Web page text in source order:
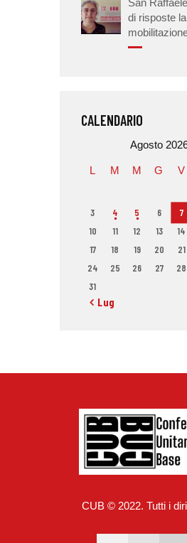
di risposte la
CALENDARIO
Agosto
L M M G V
3
4 5 6 7
10
11 12 13 14
17
18 19 20 21
24
25 26 27 28
31
« Lug
CUB © 2022. Tutti i